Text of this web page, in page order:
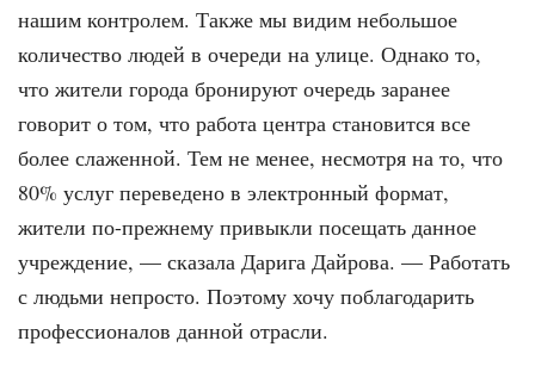
нашим контролем. Также мы видим небольшое
количество людей в очереди на улице. Однако то,
что жители города бронируют очередь заранее
говорит о том, что работа центра становится все
более слаженной. Тем не менее, несмотря на то, что
80% услуг переведено в электронный формат,
жители по-прежнему привыкли посещать данное
учреждение, — сказала Дарига Дайрова. — Работать
с людьми непросто. Поэтому хочу поблагодарить
профессионалов данной отрасли.